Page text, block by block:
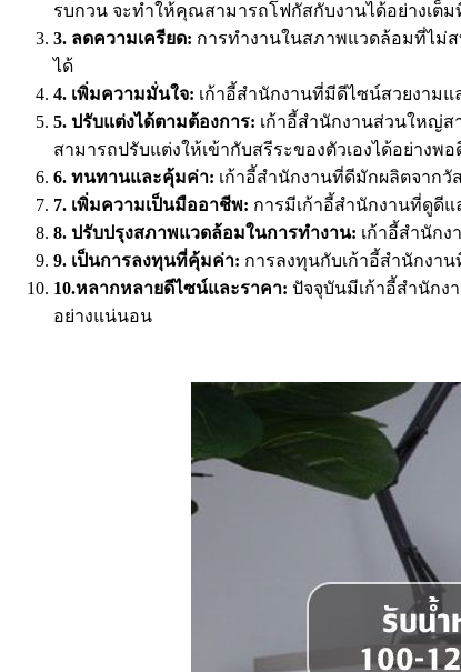
รบกวน จะทำให้คุณสามารถโฟกัสกับงานได้อย่างเต็ม
3. ลดความเครียด: การทำงานในสภาพแวดล้อมที่ไม่
ได้
4. เพิ่มความมั่นใจ: เก้าอี้สำนักงานที่มีดีไซน์สวยงาม
5. ปรับแต่งได้ตามต้องการ: เก้าอี้สำนักงานส่วนใหญ่ส
สามารถปรับแต่งให้เข้ากับสรีระของตัวเองได้อย่างพอ
6. ทนทานและคุ้มค่า: เก้าอี้สำนักงานที่ดีมักผลิตจาก
7. เพิ่มความเป็นมืออาชีพ: การมีเก้าอี้สำนักงานที่ดูดี
8. ปรับปรุงสภาพแวดล้อมในการทำงาน: เก้าอี้สำนัก
9. เป็นการลงทุนที่คุ้มค่า: การลงทุนกับเก้าอี้สำนักงา
10.หลากหลายดีไซน์และราคา: ปัจจุบันมีเก้าอี้สำนักง
อย่างแน่นอน